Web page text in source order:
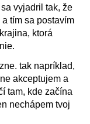
vyjadril tak, že
tím sa postavím
ktorá
tak napríklad,
akceptujem a
tam, kde začína
nechápem tvoj